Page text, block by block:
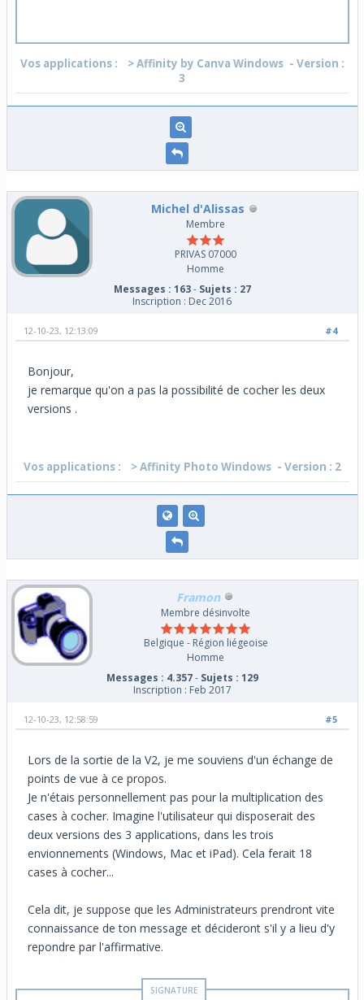
Vos applications : > Affinity by Canva Windows - Version :
3
Michel d'Alissas
Membre
PRIVAS 07000
Homme
Messages : 163- Sujets : 27
Inscription : Dec 2016
#4
12-10-23, 12:13:09
Bonjour,
je remarque qu'on a pas la possibilité de cocher les deux
versions .
Vos applications : > Affinity Photo Windows - Version : 2
Framon
Membre désinvolte
Belgique - Région liégeoise
Homme
Messages : 4.357- Sujets : 129
Inscription : Feb 2017
#5
12-10-23, 12:58:59
Lors de la sortie de la V2, je me souviens d'un échange de
points de vue à ce propos.
Je n'étais personnellement pas pour la multiplication des
cases à cocher. Imagine l'utilisateur qui disposerait des
deux versions des 3 applications, dans les trois
envionnements (Windows, Mac et iPad). Cela ferait 18
cases à cocher...
Cela dit, je suppose que les Administrateurs prendront vite
connaissance de ton message et décideront s'il y a lieu d'y
repondre par l'affirmative.